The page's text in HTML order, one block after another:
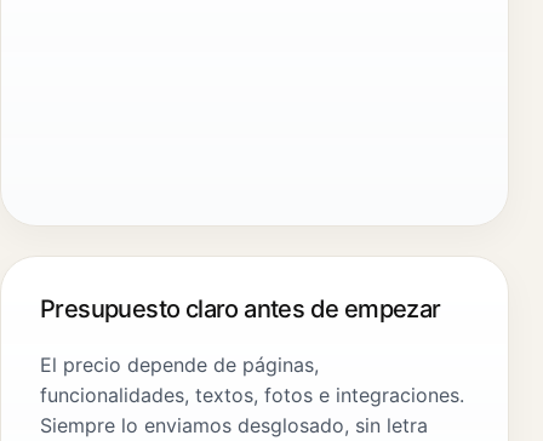
Presupuesto claro antes de empezar
El precio depende de páginas,
funcionalidades, textos, fotos e integraciones.
Siempre lo enviamos desglosado, sin letra